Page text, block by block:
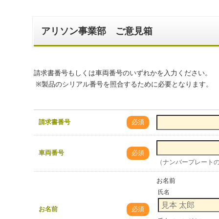
アリソン事業部 ご意見箱
請求書番号もしくは車両番号のいずれかを入力ください。
※製品のシリアル番号を照合するために必要となります。
請求書番号 必須
車両番号
必須
（ナンバープレート
お名前 必須
お名前
氏名